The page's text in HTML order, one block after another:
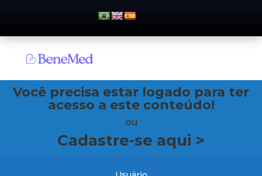
Você precisa estar logado para ter
acesso a este conteúdo!
ou
Cadastre-se aqui >